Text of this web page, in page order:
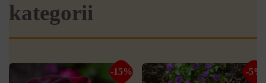
kategorii
-15% -5%